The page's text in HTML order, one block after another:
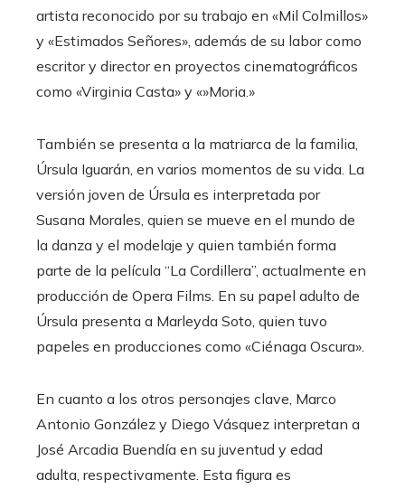
artista reconocido por su trabajo en «Mil Colmillos»
y «Estimados Señores», además de su labor como
escritor y director en proyectos cinematográficos
como «Virginia Casta» y «»Moria.»
También se presenta a la matriarca de la familia,
Úrsula Iguarán, en varios momentos de su vida. La
versión joven de Úrsula es interpretada por
Susana Morales, quien se mueve en el mundo de
la danza y el modelaje y quien también forma
parte de la película “La Cordillera”, actualmente en
producción de Opera Films. En su papel adulto de
Úrsula presenta a Marleyda Soto, quien tuvo
papeles en producciones como «Ciénaga Oscura».
En cuanto a los otros personajes clave, Marco
Antonio González y Diego Vásquez interpretan a
José Arcadia Buendía en su juventud y edad
adulta, respectivamente. Esta figura es